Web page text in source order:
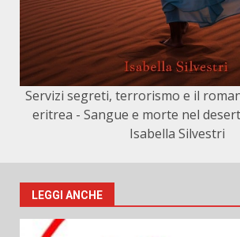
Servizi segreti, terrorismo e il
eritrea - Sangue e morte nel
Isabella Silvestri
LEGGI ANCHE